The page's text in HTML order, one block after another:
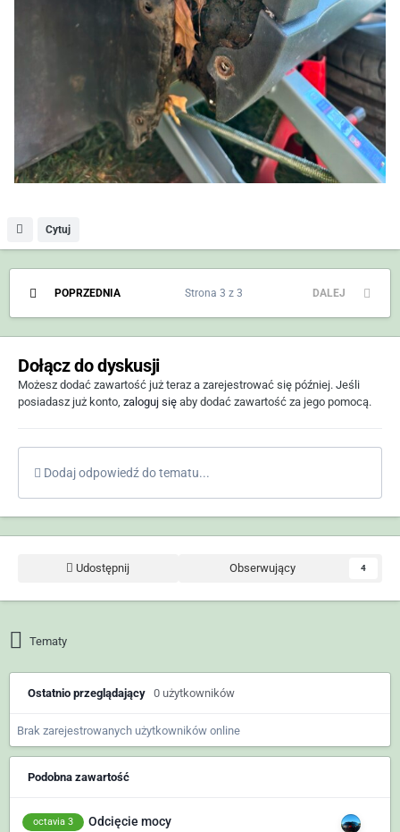
Cytuj
POPRZEDNIA DALEJ
Strona 3 z 3
Dołącz do dyskusji
Możesz dodać zawartość już teraz a zarejestrować się później. Jeśli
posiadasz już konto, zaloguj się aby dodać zawartość za jego pomocą.
Dodaj odpowiedź do tematu...
Udostępnij Obserwujący 4
Tematy
Ostatnio przeglądający 0 użytkowników
Brak zarejestrowanych użytkowników online
Podobna zawartość
octavia 3 Odcięcie mocy